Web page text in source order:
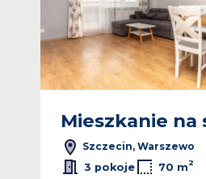
Mieszkanie na
Szczecin, Warszewo
3 pokoje
70 m2